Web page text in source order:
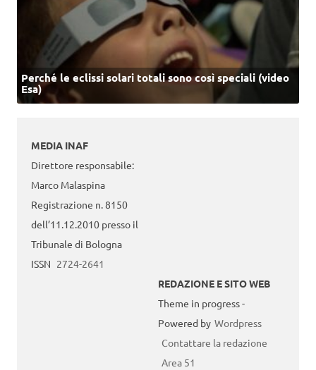
Perché le eclissi solari totali sono così speciali (video
Esa)
MEDIA INAF
Direttore responsabile:
Marco Malaspina
Registrazione n. 8150
dell’11.12.2010 presso il
Tribunale di Bologna
ISSN 2724-2641
REDAZIONE E SITO WEB
Theme in progress -
Powered by Wordpress
Contattare la redazione
Area 51